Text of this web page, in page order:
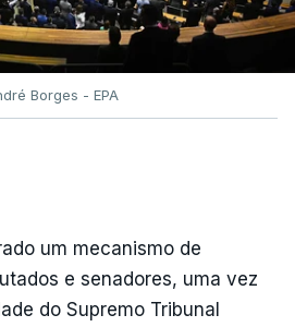
Borges - EPA
um mecanismo de
e senadores, uma vez
do Supremo Tribunal